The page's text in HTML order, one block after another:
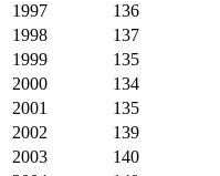
1997
136
1998
137
1999
135
2000
134
2001
135
2002
139
2003
140